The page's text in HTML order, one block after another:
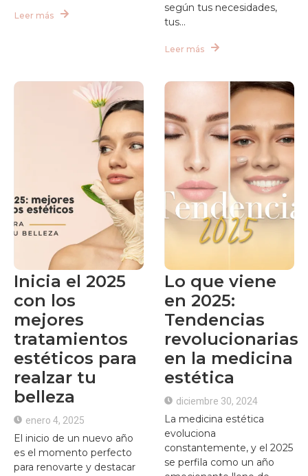
Leer más
según tus necesidades,
tus...
Leer más
Inicia el 2025
con los
mejores
tratamientos
estéticos para
realzar tu
belleza
enero 4, 2025
El inicio de un nuevo año
es el momento perfecto
para renovarte y destacar
Lo que viene
en 2025:
Tendencias
revolucionarias
en la medicina
estética
diciembre 30, 2024
La medicina estética
evoluciona
constantemente, y el 2025
se perfila como un año